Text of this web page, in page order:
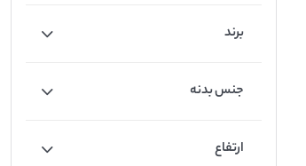
برند
جنس بدنه
ارتفاع